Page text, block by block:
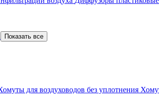
Показать все
для воздуховодов без уплотнения